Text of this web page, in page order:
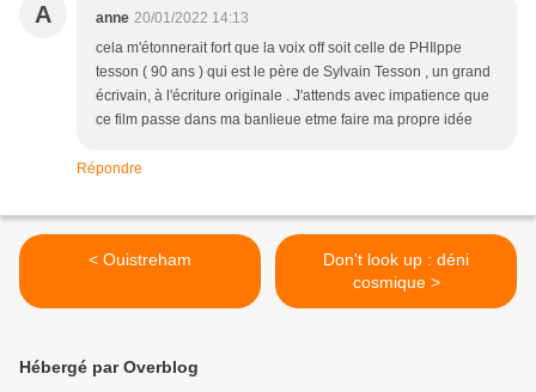
A anne 20/01/2022 14:13
cela m'étonnerait fort que la voix off soit celle de PHIlppe
tesson ( 90 ans ) qui est le père de Sylvain Tesson , un grand
écrivain, à l'écriture originale . J'attends avec impatience que
ce film passe dans ma banlieue etme faire ma propre idée
Répondre
< Ouistreham
Don't look up : déni
cosmique >
Hébergé par Overblog